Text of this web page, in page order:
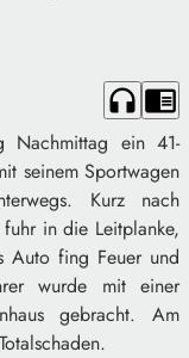
headphones chrome_reader_mode
Nachmittag ein 41-
seinem Sportwagen
Kurz nach
in die Leitplanke,
Auto fing Feuer und
wurde mit einer
gebracht. Am